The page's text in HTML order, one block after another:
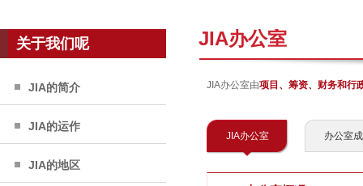
关于我们呢
JIA的简介
JIA的运作
JIA的地区
JIA办公室
JIA办公室由项目、筹资、财务和行
JIA办公室 办公室